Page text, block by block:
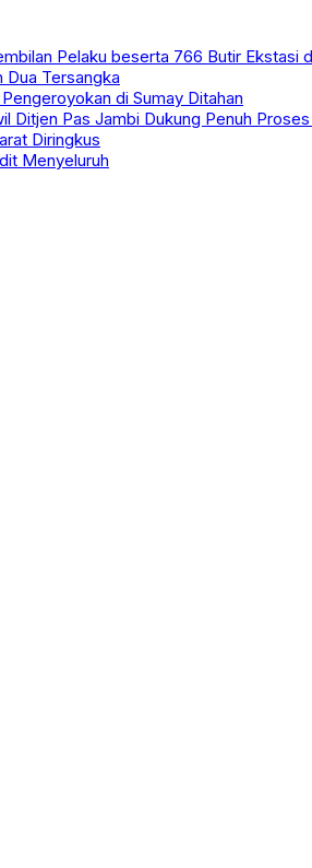
Pelaku beserta 766 Butir Ekstasi
Dua Tersangka
di Sumay Ditahan
Ditjen Pas Jambi Dukung Penuh
Diringkus
Menyeluruh